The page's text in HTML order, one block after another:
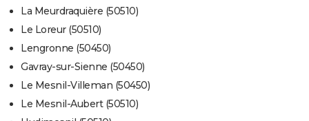
La Meurdraquière (50510)
Le Loreur (50510)
Lengronne (50450)
Gavray-sur-Sienne (50450)
Le Mesnil-Villeman (50450)
Le Mesnil-Aubert (50510)